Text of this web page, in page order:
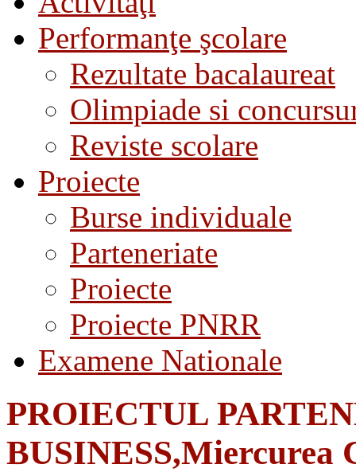
Performanţe şcolare
Rezultate bacalaureat
Olimpiade si
Reviste scolare
Proiecte
Burse individuale
Parteneriate
Proiecte
Proiecte PNRR
Examene Nationale
PROIECTUL
BUSINESS,Miercurea